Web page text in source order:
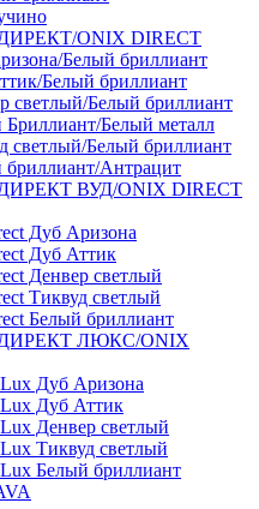
ONIX DIRECT
Белый бриллиант
Белый бриллиант
светлый/Белый бриллиант
Белый металл
светлый/Белый бриллиант
Антрацит
ВУД/ONIX DIRECT
Дуб Аризона
Дуб Аттик
Денвер светлый
Тиквуд светлый
Белый бриллиант
ДИРЕКТ ЛЮКС/ONIX
Дуб Аризона
Дуб Аттик
Денвер светлый
Тиквуд светлый
Белый бриллиант